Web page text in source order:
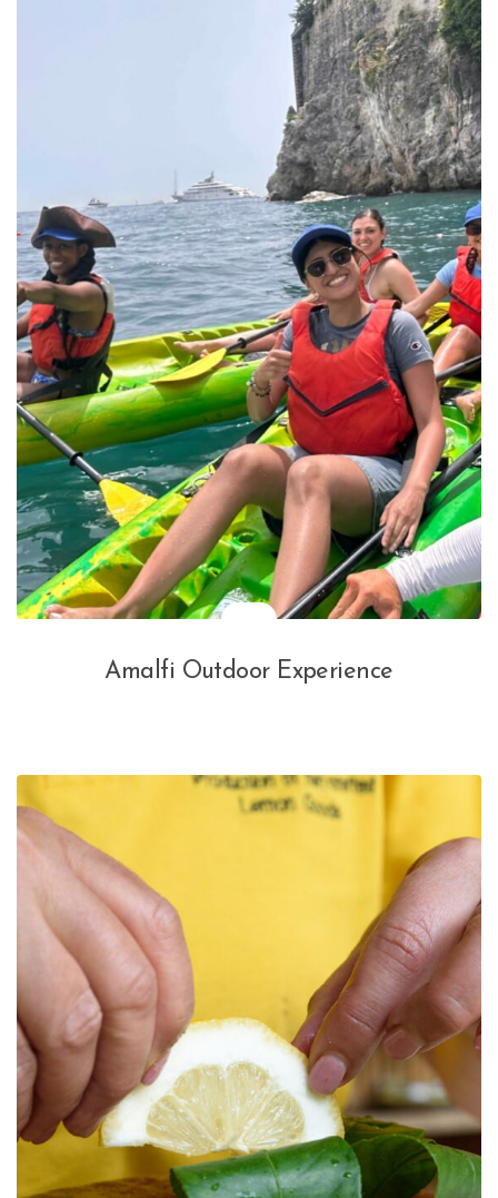
Amalfi Outdoor Experience